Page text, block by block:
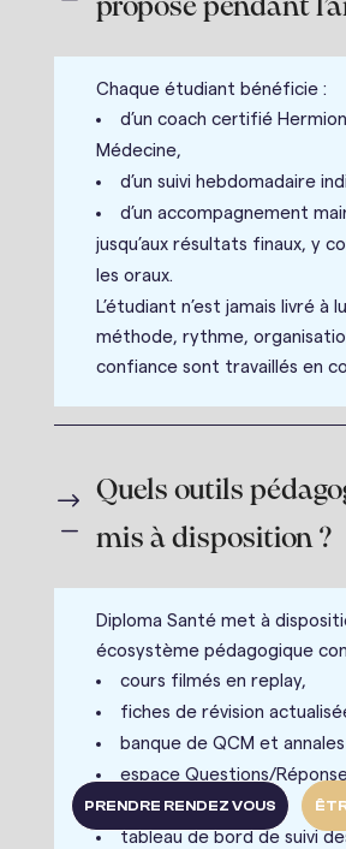
PRENDRE RENDEZ VOUS
proposé pendant
Chaque étudiant bénéficie :
d’un coach certifié
Médecine,
d’un suivi hebdomadaire
d’un accompagnement
jusqu’aux résultats finaux, y
les oraux.
L’étudiant n’est jamais livré à
méthode, rythme,
confiance sont travaillés en
Quels outils
mis à disposition ?
$
K
Diploma Santé met à
écosystème pédagogique
cours filmés en replay,
fiches de révision
banque de QCM et
espace Questions/
enseignants,
tableau de bord de suivi